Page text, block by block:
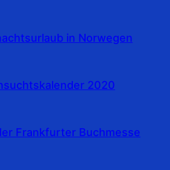
in Norwegen
2020
Frankfurter Buchmesse